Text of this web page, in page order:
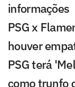
informações
PSG x
houver
PSG terá
como trunfo